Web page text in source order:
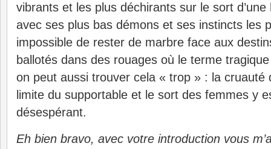
vibrants et les plus déchirants sur le sort
avec ses plus bas démons et ses instincts les
impossible de rester de marbre face aux
ballotés dans des rouages où le terme
on peut aussi trouver cela « trop » : la cruauté
limite du supportable et le sort des femmes y
désespérant.
Eh bien bravo, avec votre introduction vous